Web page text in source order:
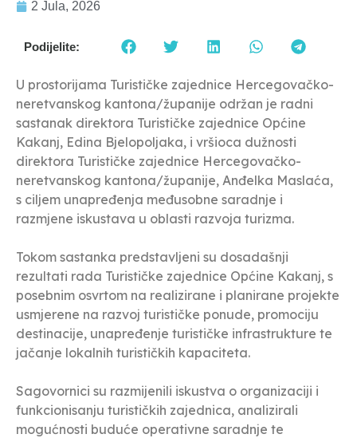
2 Jula, 2026
Podijelite:
U prostorijama Turističke zajednice Hercegovačko-
neretvanskog kantona/županije održan je radni
sastanak direktora Turističke zajednice Općine
Kakanj, Edina Bjelopoljaka, i vršioca dužnosti
direktora Turističke zajednice Hercegovačko-
neretvanskog kantona/županije, Anđelka Maslaća,
s ciljem unapređenja međusobne saradnje i
razmjene iskustava u oblasti razvoja turizma.
Tokom sastanka predstavljeni su dosadašnji
rezultati rada Turističke zajednice Općine Kakanj, s
posebnim osvrtom na realizirane i planirane projekte
usmjerene na razvoj turističke ponude, promociju
destinacije, unapređenje turističke infrastrukture te
jačanje lokalnih turističkih kapaciteta.
Sagovornici su razmijenili iskustva o organizaciji i
funkcionisanju turističkih zajednica, analizirali
mogućnosti buduće operativne saradnje te